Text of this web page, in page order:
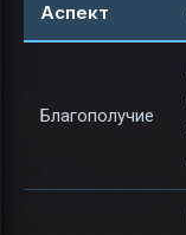
Аспект
Благополучие